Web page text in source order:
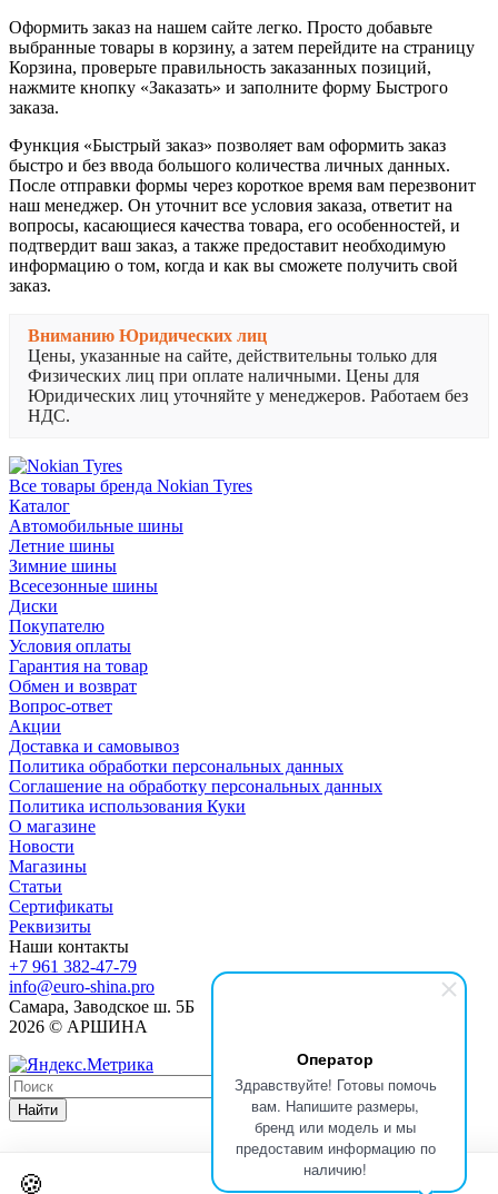
Оператор
Здравствуйте! Готовы помочь
вам. Напишите размеры,
бренд или модель и мы
предоставим информацию по
наличию!
Оформить заказ на нашем сайте легко. Просто добавьте
выбранные товары в корзину, а затем перейдите на страницу
Корзина, проверьте правильность заказанных позиций,
нажмите кнопку «Заказать» и заполните форму Быстрого
заказа.
Функция «Быстрый заказ» позволяет вам оформить заказ
быстро и без ввода большого количества личных данных.
После отправки формы через короткое время вам перезвонит
наш менеджер. Он уточнит все условия заказа, ответит на
вопросы, касающиеся качества товара, его особенностей, и
подтвердит ваш заказ, а также предоставит необходимую
информацию о том, когда и как вы сможете получить свой
заказ.
Вниманию Юридических лиц
Цены, указанные на сайте, действительны только для
Физических лиц при оплате наличными. Цены для
Юридических лиц уточняйте у менеджеров. Работаем без
НДС.
Все товары бренда Nokian Tyres
Каталог
Автомобильные шины
Летние шины
Зимние шины
Всесезонные шины
Диски
Покупателю
Условия оплаты
Гарантия на товар
Обмен и возврат
Вопрос-ответ
Акции
Доставка и самовывоз
Политика обработки персональных данных
Соглашение на обработку персональных данных
Политика использования Куки
О магазине
Новости
Магазины
Статьи
Сертификаты
Реквизиты
Наши контакты
+7 961 382-47-79
info@euro-shina.pro
Самара, Заводское ш. 5Б
2026 © АРШИНА
Найти
🍪